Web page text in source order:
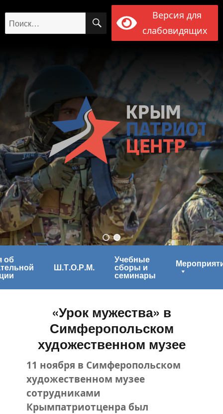
Искать: ПОИСК
Версия для
слабовидящих
об
Ш.Т.О.Р.М.
Учебные
сборы и
семинары
«Урок мужества» в
Симферопольском
художественном музее
11 ноября в Симферопольском
художественном музее
сотрудниками
Крымпатриотценра был